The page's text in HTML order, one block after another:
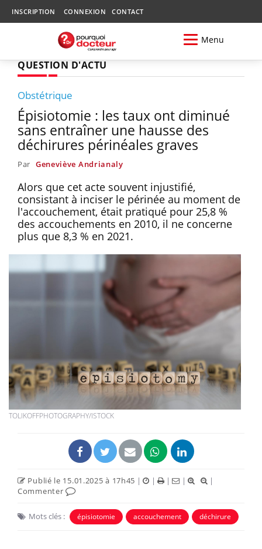
INSCRIPTION CONNEXION CONTACT
Menu
QUESTION D'ACTU
Obstétrique
Épisiotomie : les taux ont diminué
sans entraîner une hausse des
déchirures périnéales graves
Par Geneviève Andrianaly
Alors que cet acte souvent injustifié,
consistant à inciser le périnée au moment de
l'accouchement, était pratiqué pour 25,8 %
des accouchements en 2010, il ne concerne
plus que 8,3 % en 2021.
TOLIKOFFPHOTOGRAPHY/ISTOCK
Publié le 15.01.2025 à 17h45 | | | |
|
Commenter
Mots clés : épisiotomie accouchement déchirure